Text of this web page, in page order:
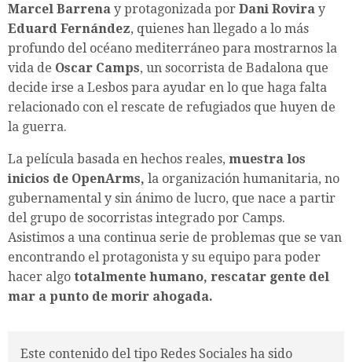
Marcel Barrena y protagonizada por Dani Rovira y
Eduard Fernández, quienes han llegado a lo más
profundo del océano mediterráneo para mostrarnos la
vida de Oscar Camps, un socorrista de Badalona que
decide irse a Lesbos para ayudar en lo que haga falta
relacionado con el rescate de refugiados que huyen de
la guerra.
La película basada en hechos reales, muestra los
inicios de OpenArms, la organización humanitaria, no
gubernamental y sin ánimo de lucro, que nace a partir
del grupo de socorristas integrado por Camps.
Asistimos a una continua serie de problemas que se van
encontrando el protagonista y su equipo para poder
hacer algo totalmente humano, rescatar gente del
mar a punto de morir ahogada.
Este contenido del tipo Redes Sociales ha sido